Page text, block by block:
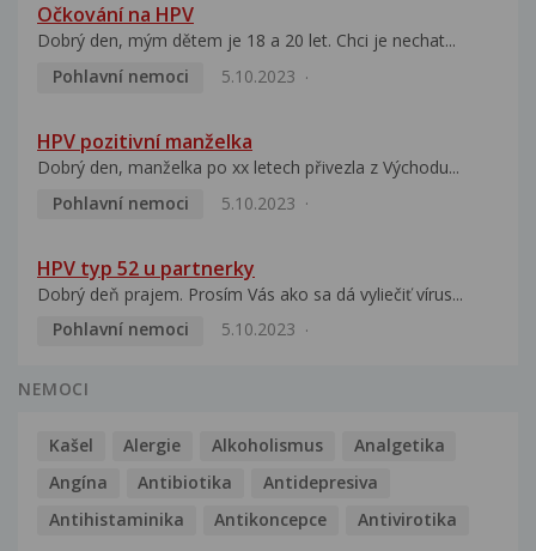
Očkování na HPV
Dobrý den, mým dětem je 18 a 20 let. Chci je nechat...
Pohlavní nemoci
5.10.2023
HPV pozitivní manželka
Dobrý den, manželka po xx letech přivezla z Východu...
Pohlavní nemoci
5.10.2023
HPV typ 52 u partnerky
Dobrý deň prajem. Prosím Vás ako sa dá vyliečiť vírus...
Pohlavní nemoci
5.10.2023
NEMOCI
Kašel Alergie Alkoholismus
Analgetika
Angína
Antibiotika
Antidepresiva
Antihistaminika
Antikoncepce Antivirotika